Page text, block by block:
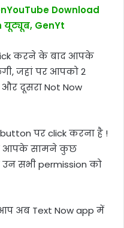
Download
GenYt
करने के बाद आपके
जहां पर आपको 2
दूसरा Not Now
पर click करना है !
आपके सामने कुछ
सभी permission को
अब Text Now app में